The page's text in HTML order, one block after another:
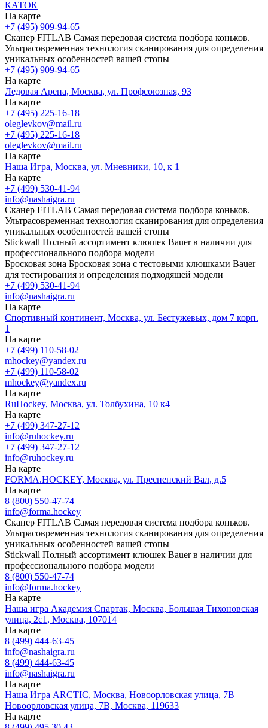
КАТОК
На карте
+7 (495) 909-94-65
Сканер FITLAB Самая передовая система подбора коньков.
Ультрасовременная технология сканирования для определения
уникальных особенностей вашей стопы
+7 (495) 909-94-65
На карте
Ледовая Арена, Москва, ул. Профсоюзная, 93
На карте
+7 (495) 225-16-18
oleglevkov@mail.ru
+7 (495) 225-16-18
oleglevkov@mail.ru
На карте
Наша Игра, Москва, ул. Мневники, 10, к 1
На карте
+7 (499) 530-41-94
info@nashaigra.ru
Сканер FITLAB Самая передовая система подбора коньков.
Ультрасовременная технология сканирования для определения
уникальных особенностей вашей стопы
Stickwall Полный ассортимент клюшек Bauer в наличии для
профессионального подбора модели
Бросковая зона Бросковая зона с тестовыми клюшками Bauer
для тестирования и определения подходящей модели
+7 (499) 530-41-94
info@nashaigra.ru
На карте
Спортивный континент, Москва, ул. Бестужевых, дом 7 корп.
1
На карте
+7 (499) 110-58-02
mhockey@yandex.ru
+7 (499) 110-58-02
mhockey@yandex.ru
На карте
RuHockey, Москва, ул. Толбухина, 10 к4
На карте
+7 (499) 347-27-12
info@ruhockey.ru
+7 (499) 347-27-12
info@ruhockey.ru
На карте
FORMA.HOCKEY, Москва, ул. Пресненский Вал, д.5
На карте
8 (800) 550-47-74
info@forma.hockey
Сканер FITLAB Самая передовая система подбора коньков.
Ультрасовременная технология сканирования для определения
уникальных особенностей вашей стопы
Stickwall Полный ассортимент клюшек Bauer в наличии для
профессионального подбора модели
8 (800) 550-47-74
info@forma.hockey
На карте
Наша игра Академия Спартак, Москва, Большая Тихоновская
улица, 2с1, Москва, 107014
На карте
8 (499) 444-63-45
info@nashaigra.ru
8 (499) 444-63-45
info@nashaigra.ru
На карте
Наша Игра ARCTIC, Москва, Новоорловская улица, 7В
Новоорловская улица, 7В, Москва, 119633
На карте